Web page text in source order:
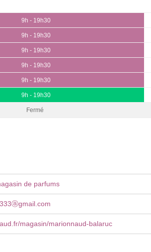
9h - 19h30
9h - 19h30
9h - 19h30
9h - 19h30
9h - 19h30
9h - 19h30
Fermé
de parfums
magasin/marionnaud-balaruc